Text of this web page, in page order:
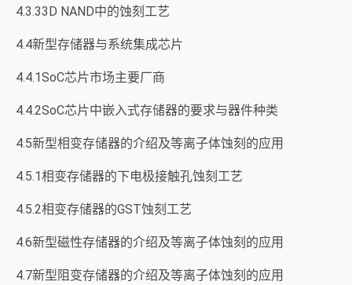
4.3.33D NAND中的蚀刻工艺
4.4新型存储器与系统集成芯片
4.4.1SoC芯片市场主要厂商
4.4.2SoC芯片中嵌入式存储器的要求与器件种类
4.5新型相变存储器的介绍及等离子体蚀刻的应用
4.5.1相变存储器的下电极接触孔蚀刻工艺
4.5.2相变存储器的GST蚀刻工艺
4.6新型磁性存储器的介绍及等离子体蚀刻的应用
4.7新型阻变存储器的介绍及等离子体蚀刻的应用